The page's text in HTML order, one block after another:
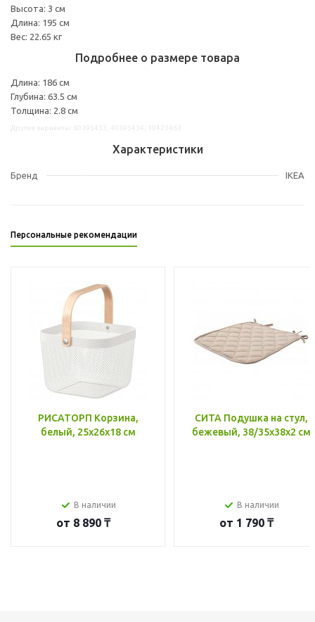
Высота: 3 см
Длина: 195 см
Вес: 22.65 кг
Подробнее о размере товара
Длина: 186 см
Глубина: 63.5 см
Толщина: 2.8 см
Характеристики
Бренд IKEA
Персональные рекомендации
РИСАТОРП Корзина,
белый, 25x26x18 см
В наличии
от 8 890 ₸
СИТА Подушка на стул,
бежевый, 38/35x38x2 см
В наличии
от 1 790 ₸